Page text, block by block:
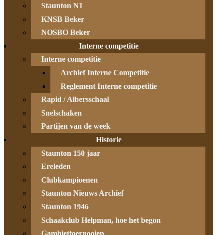
Staunton N1
KNSB Beker
NOSBO Beker
Interne competitie
Interne competitie
Archief Interne Competitie
Reglement Interne competitie
Rapid / Albersschaal
Snelschaken
Partijen van de week
Historie
Staunton 150 jaar
Ereleden
Clubkampioenen
Staunton Nieuws Archief
Staunton 1946
Schaakclub Helpman, hoe het begon